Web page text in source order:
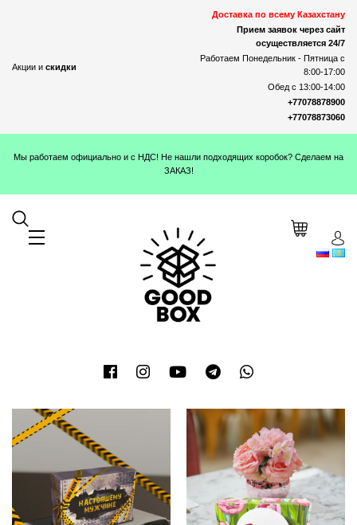
Акции и скидки
Доставка по всему Казахстану
Прием заявок через сайт
осуществляется 24/7
Работаем Понедельник - Пятница с
8:00-17:00
Обед с 13:00-14:00
+77078878900
+77078873060
Мы работаем официально и с НДС! Не нашли подходящих коробок? Сделаем на
ЗАКАЗ!